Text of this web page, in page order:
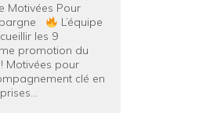
Motivées Pour
L’équipe
les 9
promotion du
Motivées pour
clé en